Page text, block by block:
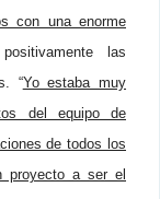
con una enorme
las
“Yo estaba muy
del equipo de
de todos los
proyecto a ser el